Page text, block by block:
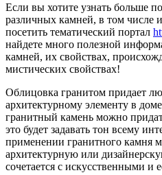
Если вы хотите узнать больше
различных камней, в том числе
посетить тематический портал
найдете много полезной
камней, их свойствах,
мистических свойствах!
Облицовка гранитом придает
архитектурному элементу в
гранитный камень можно
это будет задавать тон всему
применении гранитного камня
архитектурную или
сочетается с искусственными и